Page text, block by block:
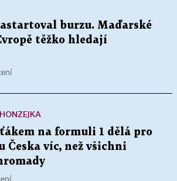
burzu. Maďarské
těžko hledají
na formuli 1 dělá pro
Česka víc, než všichni